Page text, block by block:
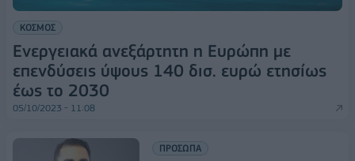
ΚΟΣΜΟΣ
Ενεργειακά ανεξάρτητη η Ευρώπη με
επενδύσεις ύψους 140 δισ. ευρώ ετησίως
έως το 2030
05/10/2023 - 11:08
ΠΡΟΣΩΠΑ